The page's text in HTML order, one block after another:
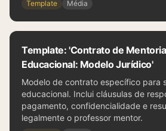
Template Média
Template: 'Contrato de Mentoria
Educacional: Modelo Jurídico'
Modelo de contrato específico para
educacional. Inclui cláusulas de
pagamento, confidencialidade e
legalmente o professor mentor.